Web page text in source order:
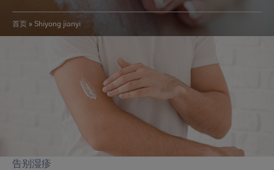
首页 Shiyong jianyi
告别湿疹